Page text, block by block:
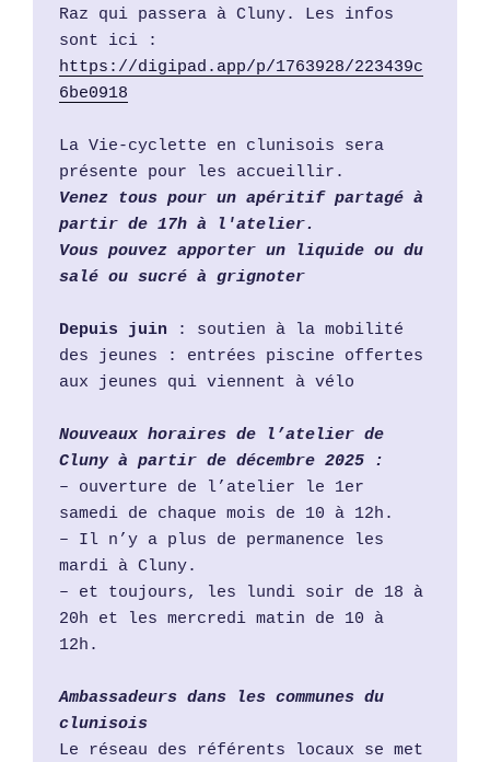
Raz qui passera à Cluny. Les infos
https://digipad.app/p/1763928/223439c
6be0918
La Vie-cyclette en clunisois sera
présente pour les accueillir.
Venez tous pour un apéritif partagé à
partir de 17h à l'atelier.
Vous pouvez apporter un liquide ou du
salé ou sucré à grignoter
Depuis juin
: soutien à la mobilité
des jeunes : entrées piscine offertes
aux jeunes qui viennent à vélo
Nouveaux horaires de l’atelier de
Cluny à partir de décembre 2025 :
– ouverture de l’atelier le 1er
samedi de chaque mois de 10 à 12h.
– Il n’y a plus de permanence les
mardi à Cluny.
– et toujours, les lundi soir de 18 à
20h et les mercredi matin de 10 à
12h.
Ambassadeurs dans les communes du
clunisois
Le réseau des référents locaux se met